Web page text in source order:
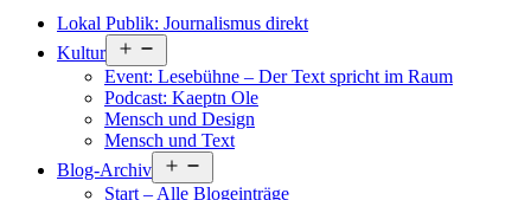
Lokal Publik: Journalismus direkt
Kultur
öffnen
Event: Lesebühne – Der Text spricht im Raum
Podcast: Kaeptn Ole
Mensch und Design
Mensch und Text
Blog-Archiv
öffnen
Start – Alle Blogeinträge